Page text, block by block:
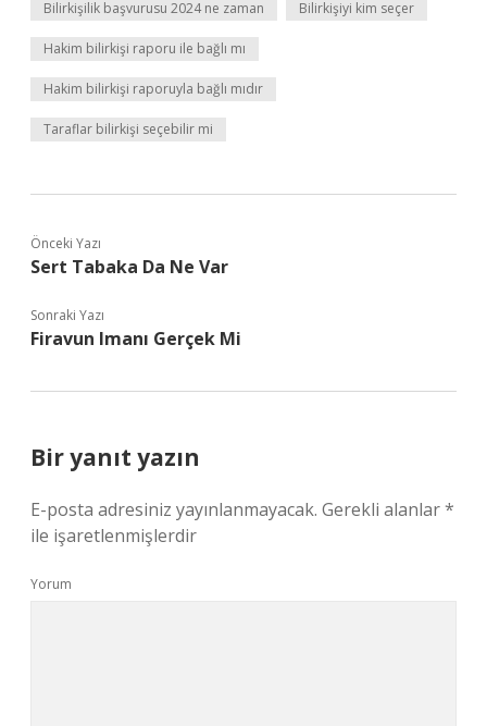
Bilirkişilik başvurusu 2024 ne zaman Bilirkişiyi kim seçer
Hakim bilirkişi raporu ile bağlı mı
Hakim bilirkişi raporuyla bağlı mıdır
Taraflar bilirkişi seçebilir mi
Önceki Yazı
Sert Tabaka Da Ne Var
Sonraki Yazı
Firavun Imanı Gerçek Mi
Bir yanıt yazın
E-posta adresiniz yayınlanmayacak. Gerekli alanlar*
ile işaretlenmişlerdir
Yorum